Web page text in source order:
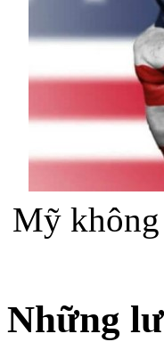
Mỹ không
Những